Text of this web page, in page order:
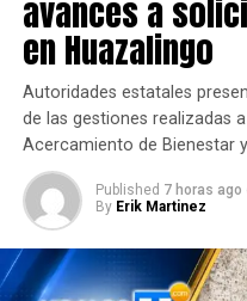
avances a
en Huazalingo
Autoridades estatales
de las gestiones realizadas
Acercamiento de Bienestar
Published 7 horas ago
By Erik Martinez